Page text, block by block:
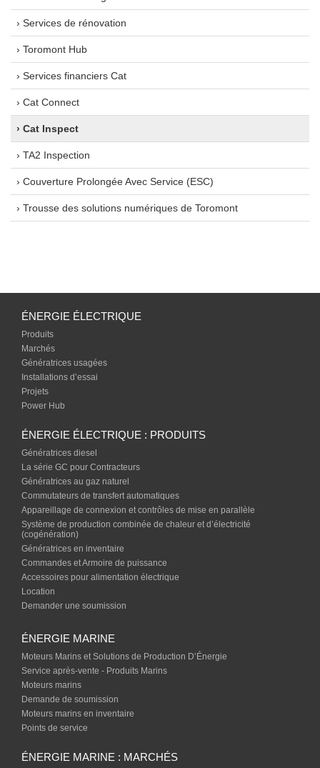
› Services de rénovation
› Toromont Hub
› Services financiers Cat
› Cat Connect
› Cat Inspect
› TA2 Inspection
› Couverture Prolongée Avec Service (ESC)
› Trousse des solutions numériques de Toromont
ÉNERGIE ÉLECTRIQUE
Produits
Marchés
Génératrices usagées
Installations d’essai
Projets
Power Hub
ÉNERGIE ÉLECTRIQUE : PRODUITS
Génératrices diesel
La série GC pour Contracteurs
Génératrices au gaz naturel
Commutateurs de transfert automatiques
Appareillage de connexion et contrôles de mise en parallèle
Système de production combinée de chaleur et d’électricité
(cogénération)
Génératrices en inventaire
Commandes et Armoire de puissance
Accessoires pour alimentation électrique
Location
Demander une soumission
ÉNERGIE MARINE
Moteurs Marins et Solutions de Production D’Énergie
Service après-vente - Produits Marins
Moteurs marins
Demande de soumission
Moteurs marins en inventaire
Points de service
ÉNERGIE MARINE : MARCHÉS